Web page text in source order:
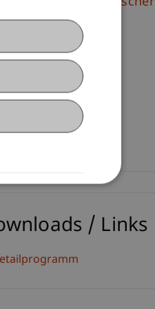
+423 265 12 55
Nicole Holzer
/ Links